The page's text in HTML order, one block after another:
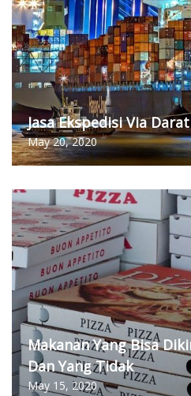
Jasa Ekspedisi Via
May 20, 2020
Makanan Yang Bisa
Dan Yang Tidak
May 15, 2020